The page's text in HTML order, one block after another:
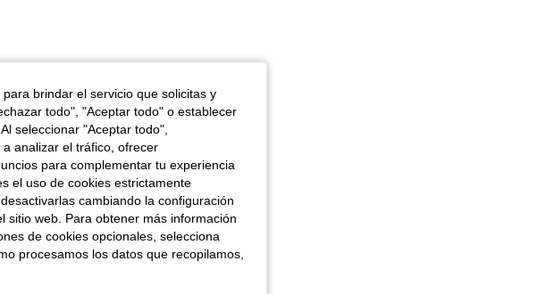
(0)
brindar el servicio que solicitas y
todo", "Aceptar todo" o establecer
seleccionar "Aceptar todo",
analizar el tráfico, ofrecer
para complementar tu experiencia
el uso de cookies estrictamente
cambiando la configuración
sitio web. Para obtener más información
de cookies opcionales, selecciona
procesamos los datos que recopilamos,